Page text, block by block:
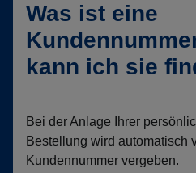
Was ist eine
kann ich sie
Bei der Anlage Ihrer
Bestellung wird automatisch
Kundennummer vergeben.